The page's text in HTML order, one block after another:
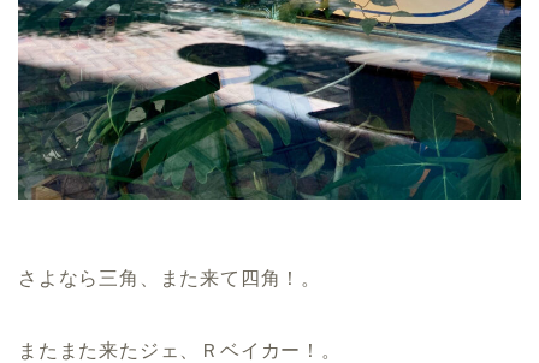
さよなら三角、また来て四角！。
またまた来たジェ、Ｒベイカー！。